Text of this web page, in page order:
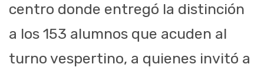
centro donde entregó la distinción
a los 153 alumnos que acuden al
turno vespertino, a quienes invitó a